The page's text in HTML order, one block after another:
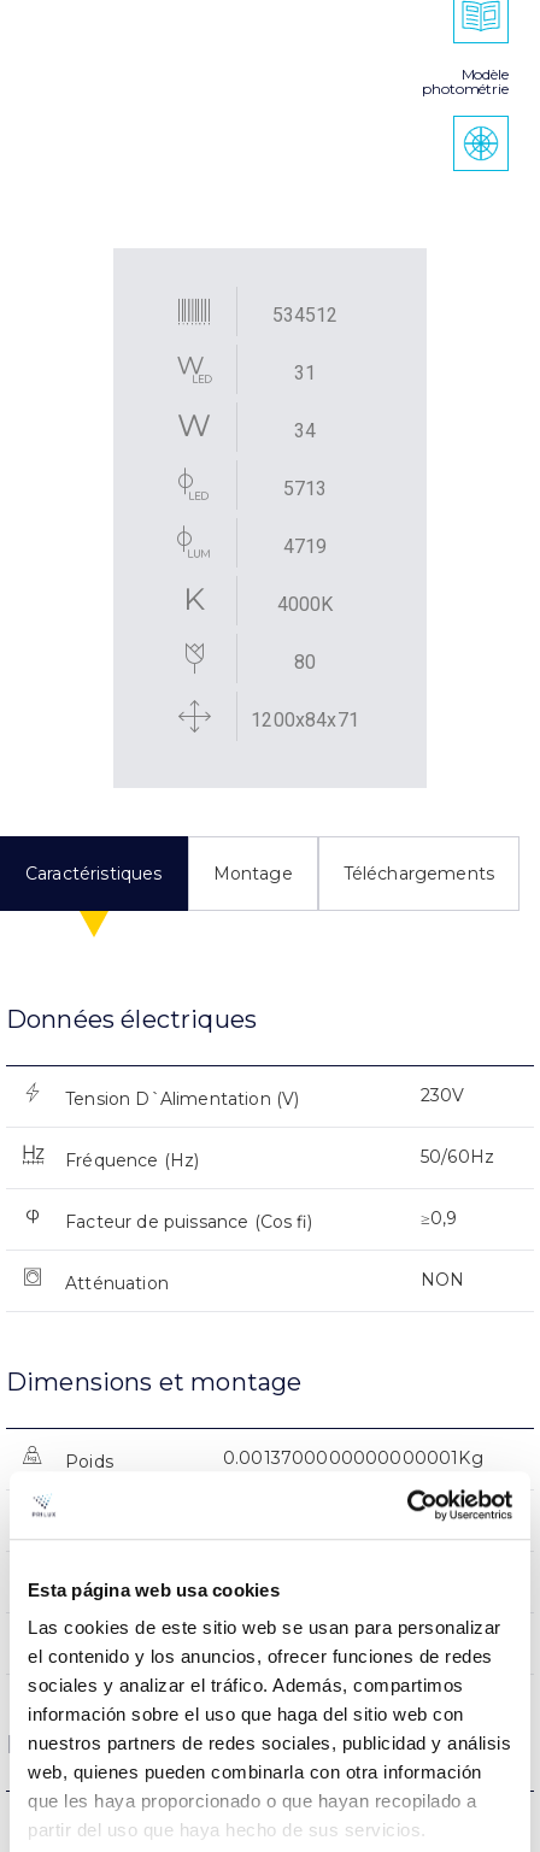
Esta página web usa cookies
Las cookies de este sitio web se usan para personalizar
el contenido y los anuncios, ofrecer funciones de redes
sociales y analizar el tráfico. Además, compartimos
información sobre el uso que haga del sitio web con
nuestros partners de redes sociales, publicidad y análisis
web, quienes pueden combinarla con otra información
que les haya proporcionado o que hayan recopilado a
partir del uso que haya hecho de sus servicios.
Modèle
photométrie
534512
31
34
5713
4719
4000K
80
1200x84x71
Caractéristiques Montage Téléchargements
Données électriques
Tension D`Alimentation (V) 230V
Fréquence (Hz) 50/60Hz
Facteur de puissance (Cos fi) ≥0,9
Atténuation NON
Dimensions et montage
Poids 0.0013700000000000001Kg
Empalmable NON
Éclairage
Données optiques
Température de coleur